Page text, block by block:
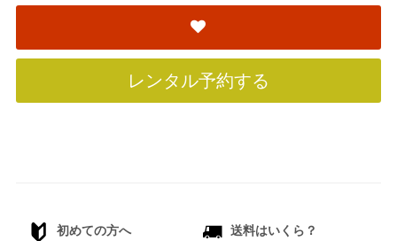
レンタル予約する
初めての方へ 送料はいくら？